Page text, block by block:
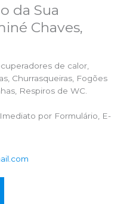
da Sua
Chaves,
de calor,
Churrasqueiras, Fogões
Respiros de WC.
por Formulário, E-